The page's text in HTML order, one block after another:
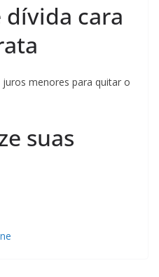
dívida cara
menores para quitar o
suas